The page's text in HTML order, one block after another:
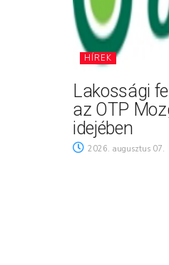
HÍREK
Lakossági
az OTP
idejében
2026. augusztus 07.